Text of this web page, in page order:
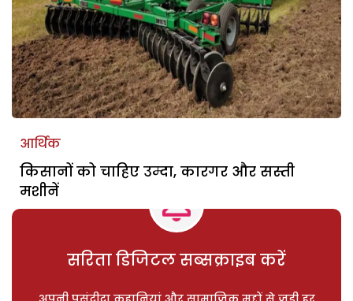
आर्थिक
किसानों को चाहिए उम्दा, कारगर और सस्ती
मशीनें
सरिता डिजिटल सब्सक्राइब करें